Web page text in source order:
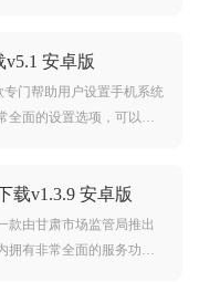
安卓版
门帮助用户设置手机系统
全面的设置选项，可以帮
载v1.3.9 安卓版
款由甘肃市场监管局推出
拥有非常全面的服务功